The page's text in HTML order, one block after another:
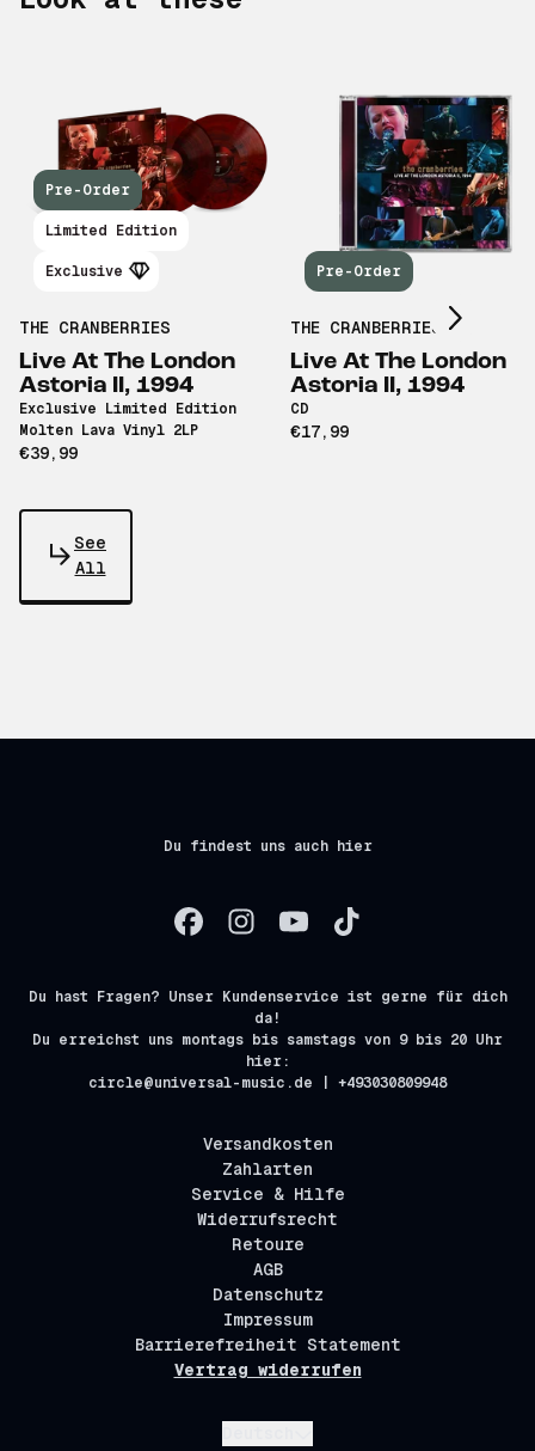
Pre-Order
Limited Edition
Exclusive
THE CRANBERRIES
Live At The London
Astoria II, 1994
Exclusive Limited Edition
Molten Lava Vinyl 2LP
€39,99
Pre-Order
THE CRANBERRIES
Live At The London
Astoria II, 1994
CD
€17,99
Scroll right
See
All
Du findest uns auch hier
Du hast Fragen? Unser Kundenservice ist gerne für dich
da!
Du erreichst uns montags bis samstags von 9 bis 20 Uhr
hier:
circle@universal-music.de | +493030809948
Versandkosten
Zahlarten
Service & Hilfe
Widerrufsrecht
Retoure
AGB
Datenschutz
Impressum
Barrierefreiheit Statement
Vertrag widerrufen